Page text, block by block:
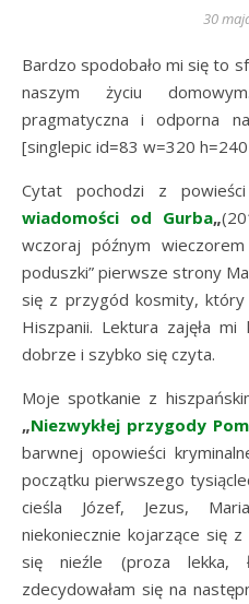
30
Bardzo spodobało mi się to sformułowanie i zastosuję je w
naszym życiu
pragmatyczna i odporna
[singlepic id=83 w=320
Cytat pochodzi z powieści
wiadomości od Gurba„
wczoraj późnym
poduszki” pierwsze strony
się z przygód kosmity,
Hiszpanii. Lektura zajęła
dobrze i szybko się czyta.
Moje spotkanie z
„Niezwykłej przygody
barwnej opowieści
początku pierwszego
cieśla Józef, Jezus,
niekoniecznie kojarzące się
się nieźle (proza lekka,
zdecydowałam się na